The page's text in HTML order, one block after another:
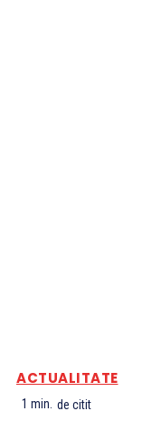
ACTUALITATE
1 min. de citit